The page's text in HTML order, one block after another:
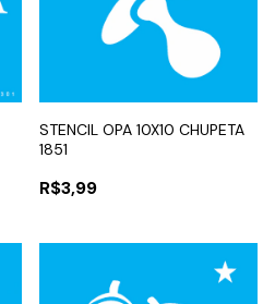
STENCIL OPA 10X10 CHUPETA
1851
R$3,99